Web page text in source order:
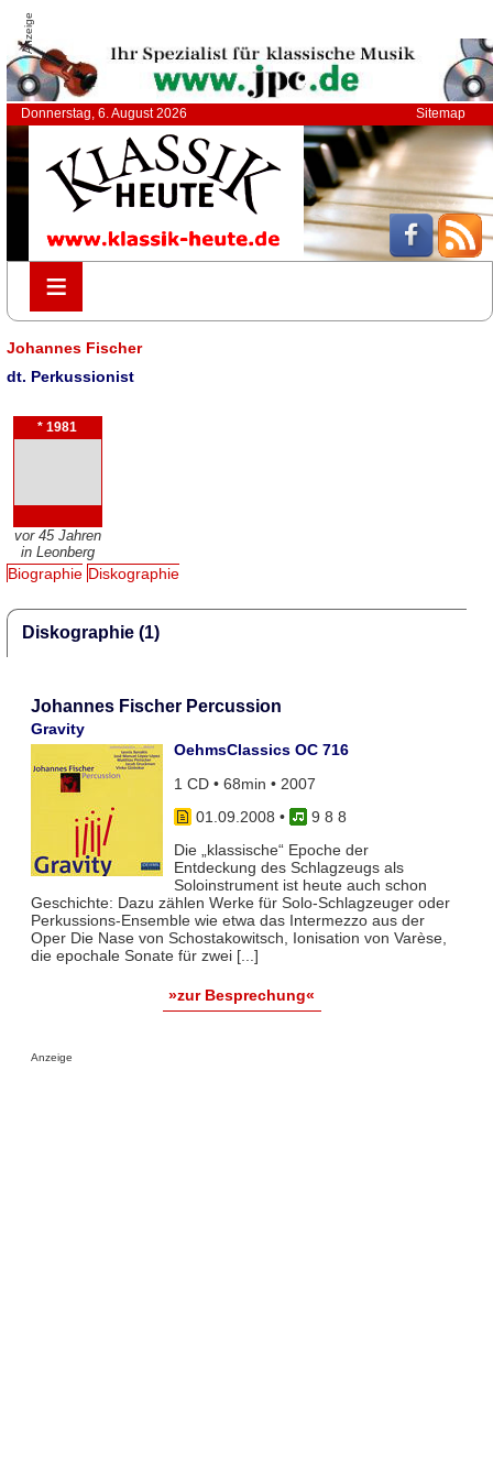
Anzeige
Donnerstag, 6. August 2026 Sitemap
≡
≡
Johannes Fischer
dt. Perkussionist
* 1981
vor 45 Jahren
in Leonberg
Biographie Diskographie
Diskographie (1)
Johannes Fischer Percussion
Gravity
OehmsClassics OC 716
1 CD • 68min • 2007
01.09.2008 •
9 8 8
Die „klassische“ Epoche der
Entdeckung des Schlagzeugs als
Soloinstrument ist heute auch schon
Geschichte: Dazu zählen Werke für Solo-Schlagzeuger oder
Perkussions-Ensemble wie etwa das Intermezzo aus der
Oper Die Nase von Schostakowitsch, Ionisation von Varèse,
die epochale Sonate für zwei [...]
»zur Besprechung«
Anzeige